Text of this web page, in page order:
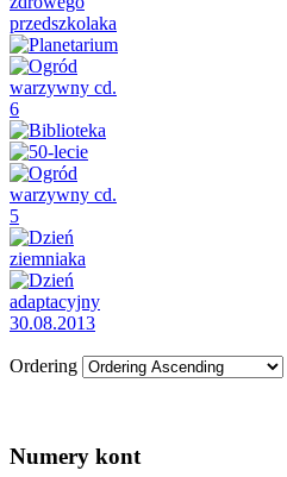
Ordering
Numery kont